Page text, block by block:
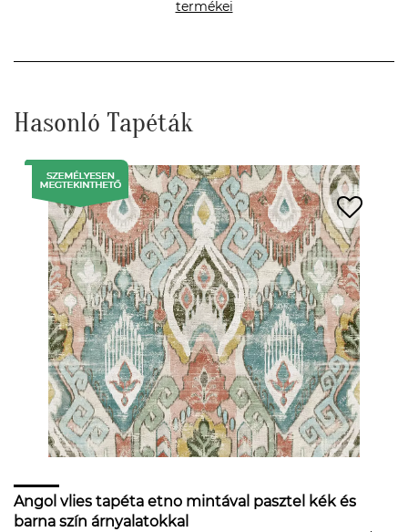
termékei
Hasonló Tapéták
Angol vlies tapéta etno mintával pasztel kék és
barna szín árnyalatokkal